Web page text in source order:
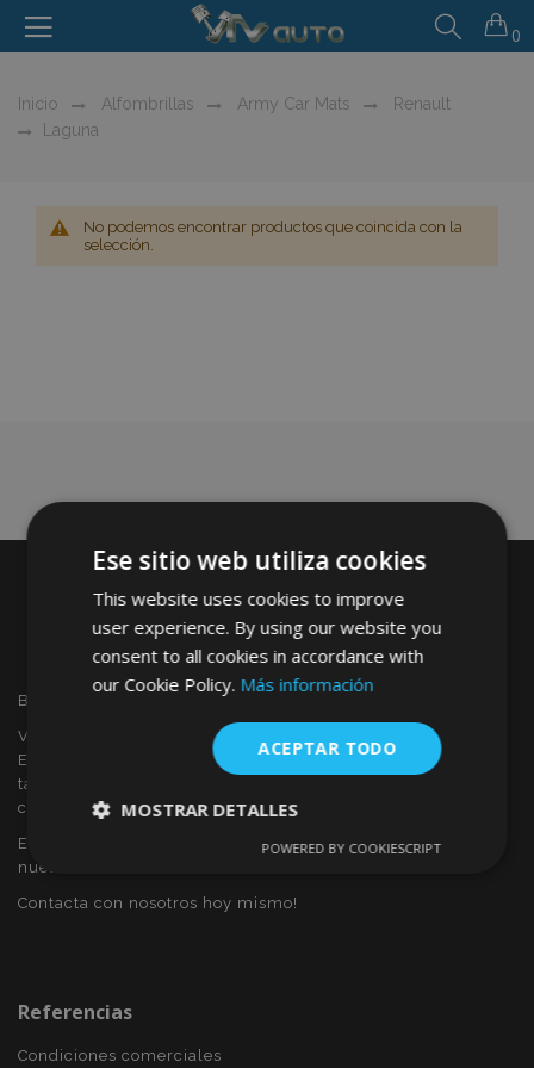
0
Inicio Alfombrillas Army Car Mats
Renault
Laguna
No podemos encontrar productos que coincida con la
selección.
Bienvenido a VTVAUTO
VTVAUTO es distribuidor y proveedor al por mayor en
Europa, de accesorios de automóvil, tales como:
tapacubos, derivabrisas, fundas para asientos, alfombrillas,
cubiertas cromadas, marcos, etc.
Eres interesado en dropshipping o deseas convertirte en
nuestro socio?
Contacta con nosotros hoy mismo!
Referencias
Condiciones comerciales
Ese sitio web utiliza cookies
This website uses cookies to improve
user experience. By using our website you
consent to all cookies in accordance with
our Cookie Policy. Más información
ACEPTAR TODO
MOSTRAR DETALLES
necesarias
Cookies de
preferencias
POWERED BY COOKIESCRIPT